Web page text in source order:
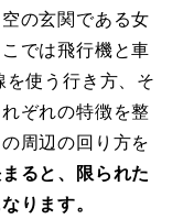
の玄関である女
では飛行機と車
使う行き方、そ
ぞれの特徴を整
周辺の回り方を
ると、限られた
ります。